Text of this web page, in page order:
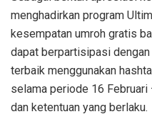
menghadirkan program
kesempatan umroh gratis
dapat berpartisipasi
terbaik menggunakan
selama periode 16
dan ketentuan yang berlaku.